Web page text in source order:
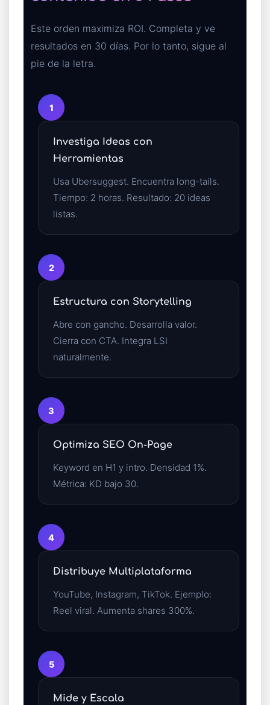
Este orden maximiza ROI. Completa y ve
resultados en 30 días. Por lo tanto, sigue al
pie de la letra.
1
Investiga Ideas con
Herramientas
Usa Ubersuggest. Encuentra long-tails.
Tiempo: 2 horas. Resultado: 20 ideas
listas.
2
Estructura con Storytelling
Abre con gancho. Desarrolla valor.
Cierra con CTA. Integra LSI
naturalmente.
3
Optimiza SEO On-Page
Keyword en H1 y intro. Densidad 1%.
Métrica: KD bajo 30.
4
Distribuye Multiplataforma
YouTube, Instagram, TikTok. Ejemplo:
Reel viral. Aumenta shares 300%.
5
Mide y Escala